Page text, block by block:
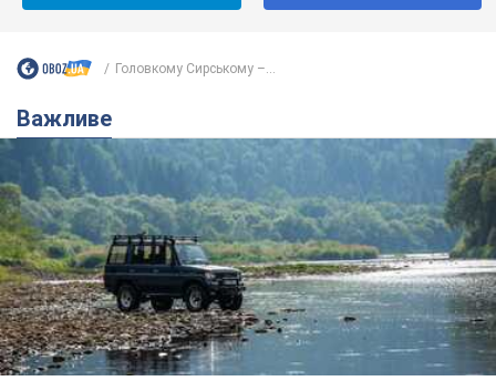
Головкому Сирському –...
Важливе